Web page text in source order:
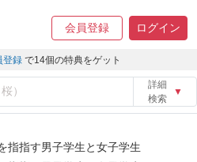
会員登録 ログイン
登録 で14個の特典をゲット
詳細
検索
▼
指指す男子学生と女子学生